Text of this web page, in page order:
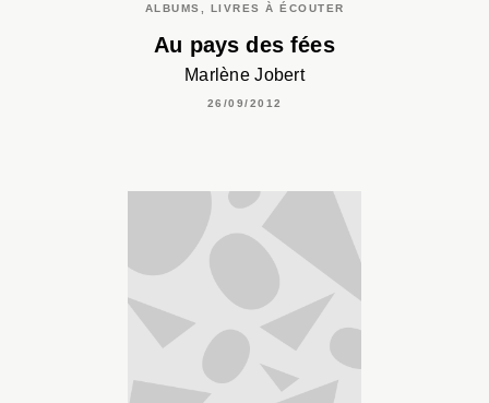
ALBUMS, LIVRES À ÉCOUTER
Au pays des fées
Marlène Jobert
26/09/2012